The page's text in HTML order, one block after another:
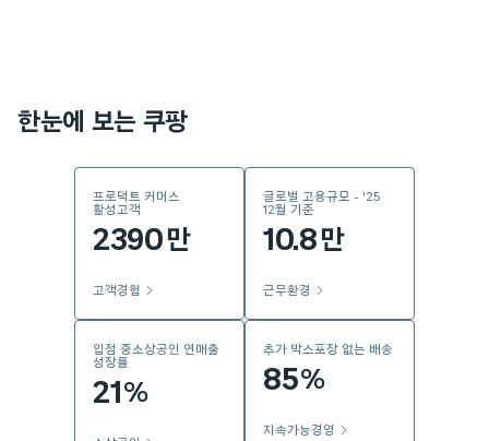
한눈에 보는 쿠팡
프로덕트 커머스
활성고객
2390만
고객경험
글로벌 고용규모 - '25
12월 기준
10.8만
근무환경
입점 중소상공인 연매출
성장률
21 %
추가 박스포장 없는 배송
85%
지속가능경영